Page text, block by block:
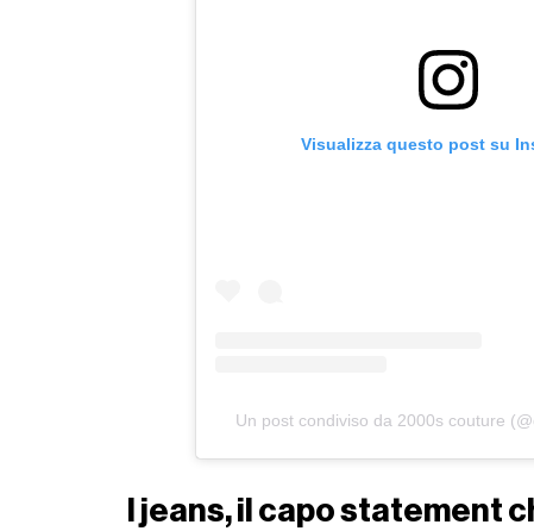
Visualizza questo post su
Un post condiviso da 2000s couture
I jeans, il capo statement